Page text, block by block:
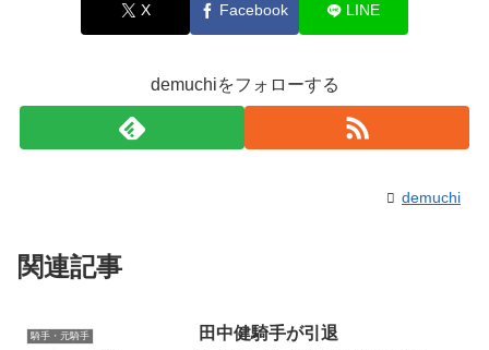
X Facebook LINE
demuchiをフォローする
demuchi
関連記事
騎手・元騎手 田中健騎手が引退